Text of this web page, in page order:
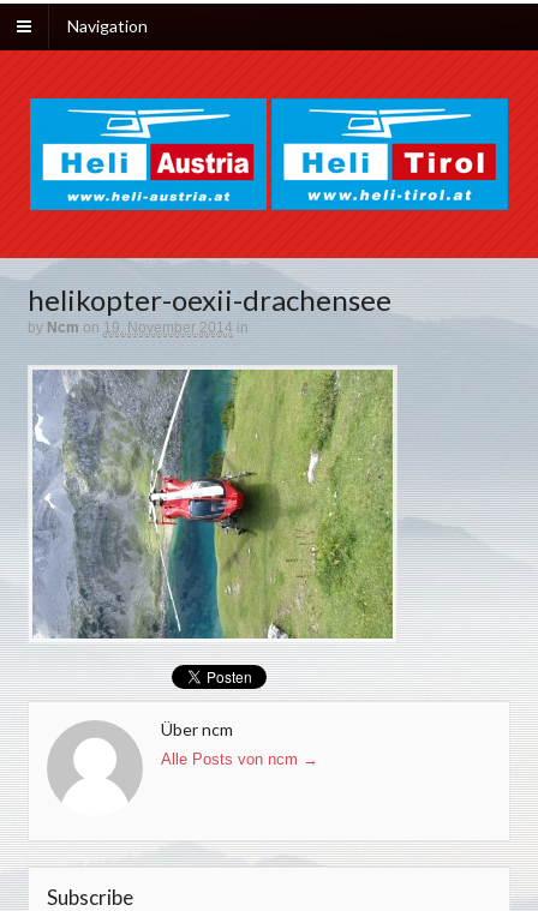
Navigation
helikopter-oexii-drachensee
by Ncm on 19. November 2014 in
Über ncm
Alle Posts von ncm →
Subscribe